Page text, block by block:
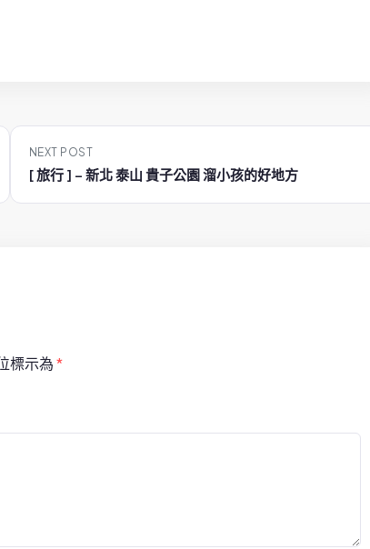
NEXT POST
[ 旅行 ] – 新北 泰山 貴子公園 溜小孩的好地方
標示為*